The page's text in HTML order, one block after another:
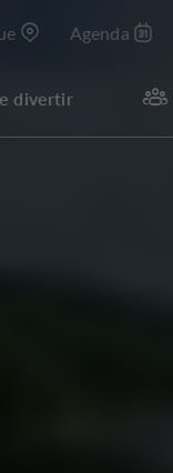
Agenda
divertir